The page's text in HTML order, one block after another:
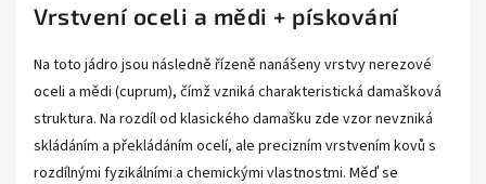
Vrstvení oceli a mědi + pískování
Na toto jádro jsou následně řízeně nanášeny vrstvy nerezové
oceli a mědi (cuprum), čímž vzniká charakteristická damašková
struktura. Na rozdíl od klasického damašku zde vzor nevzniká
skládáním a překládáním ocelí, ale precizním vrstvením kovů s
rozdílnými fyzikálními a chemickými vlastnostmi. Měď se